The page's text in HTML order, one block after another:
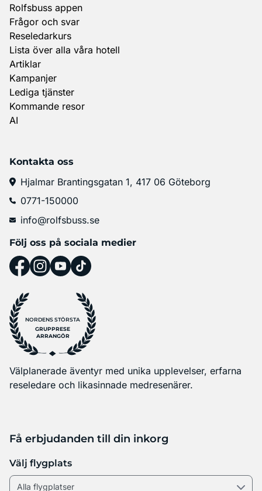
Rolfsbuss appen
Frågor och svar
Reseledarkurs
Lista över alla våra hotell
Artiklar
Kampanjer
Lediga tjänster
Kommande resor
AI
Kontakta oss
Hjalmar Brantingsgatan 1, 417 06 Göteborg
0771-150000
info@rolfsbuss.se
Följ oss på sociala medier
NORDENS STÖRSTA
GRUPPRESE
ARRANGÖR
Välplanerade äventyr med unika upplevelser, erfarna
reseledare och likasinnade medresenärer.
Få erbjudanden till din inkorg
Välj flygplats